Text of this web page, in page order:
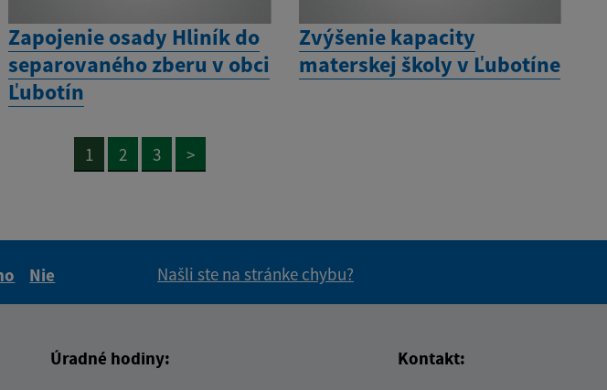
Zapojenie osady Hliník do
separovaného zberu v obci
Ľubotín
Zvýšenie kapacity
materskej školy v Ľubotíne
1 2 3 >
Nie
Našli ste na stránke chybu?
Úradné hodiny: Kontakt: